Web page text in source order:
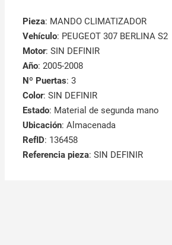
Pieza: MANDO CLIMATIZADOR
Vehículo: PEUGEOT 307 BERLINA S2
Motor: SIN DEFINIR
Año: 2005-2008
Nº Puertas: 3
Color: SIN DEFINIR
Estado: Material de segunda mano
Ubicación: Almacenada
RefID: 136458
Referencia pieza: SIN DEFINIR